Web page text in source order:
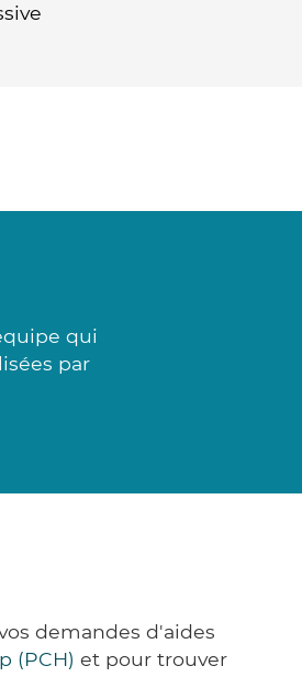
qui
par
demandes d'aides
(PCH) et pour trouver